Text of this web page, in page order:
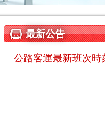
最新公告
公路客運最新班次時